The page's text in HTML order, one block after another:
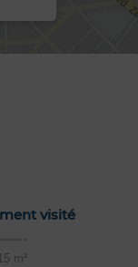
visité
m²